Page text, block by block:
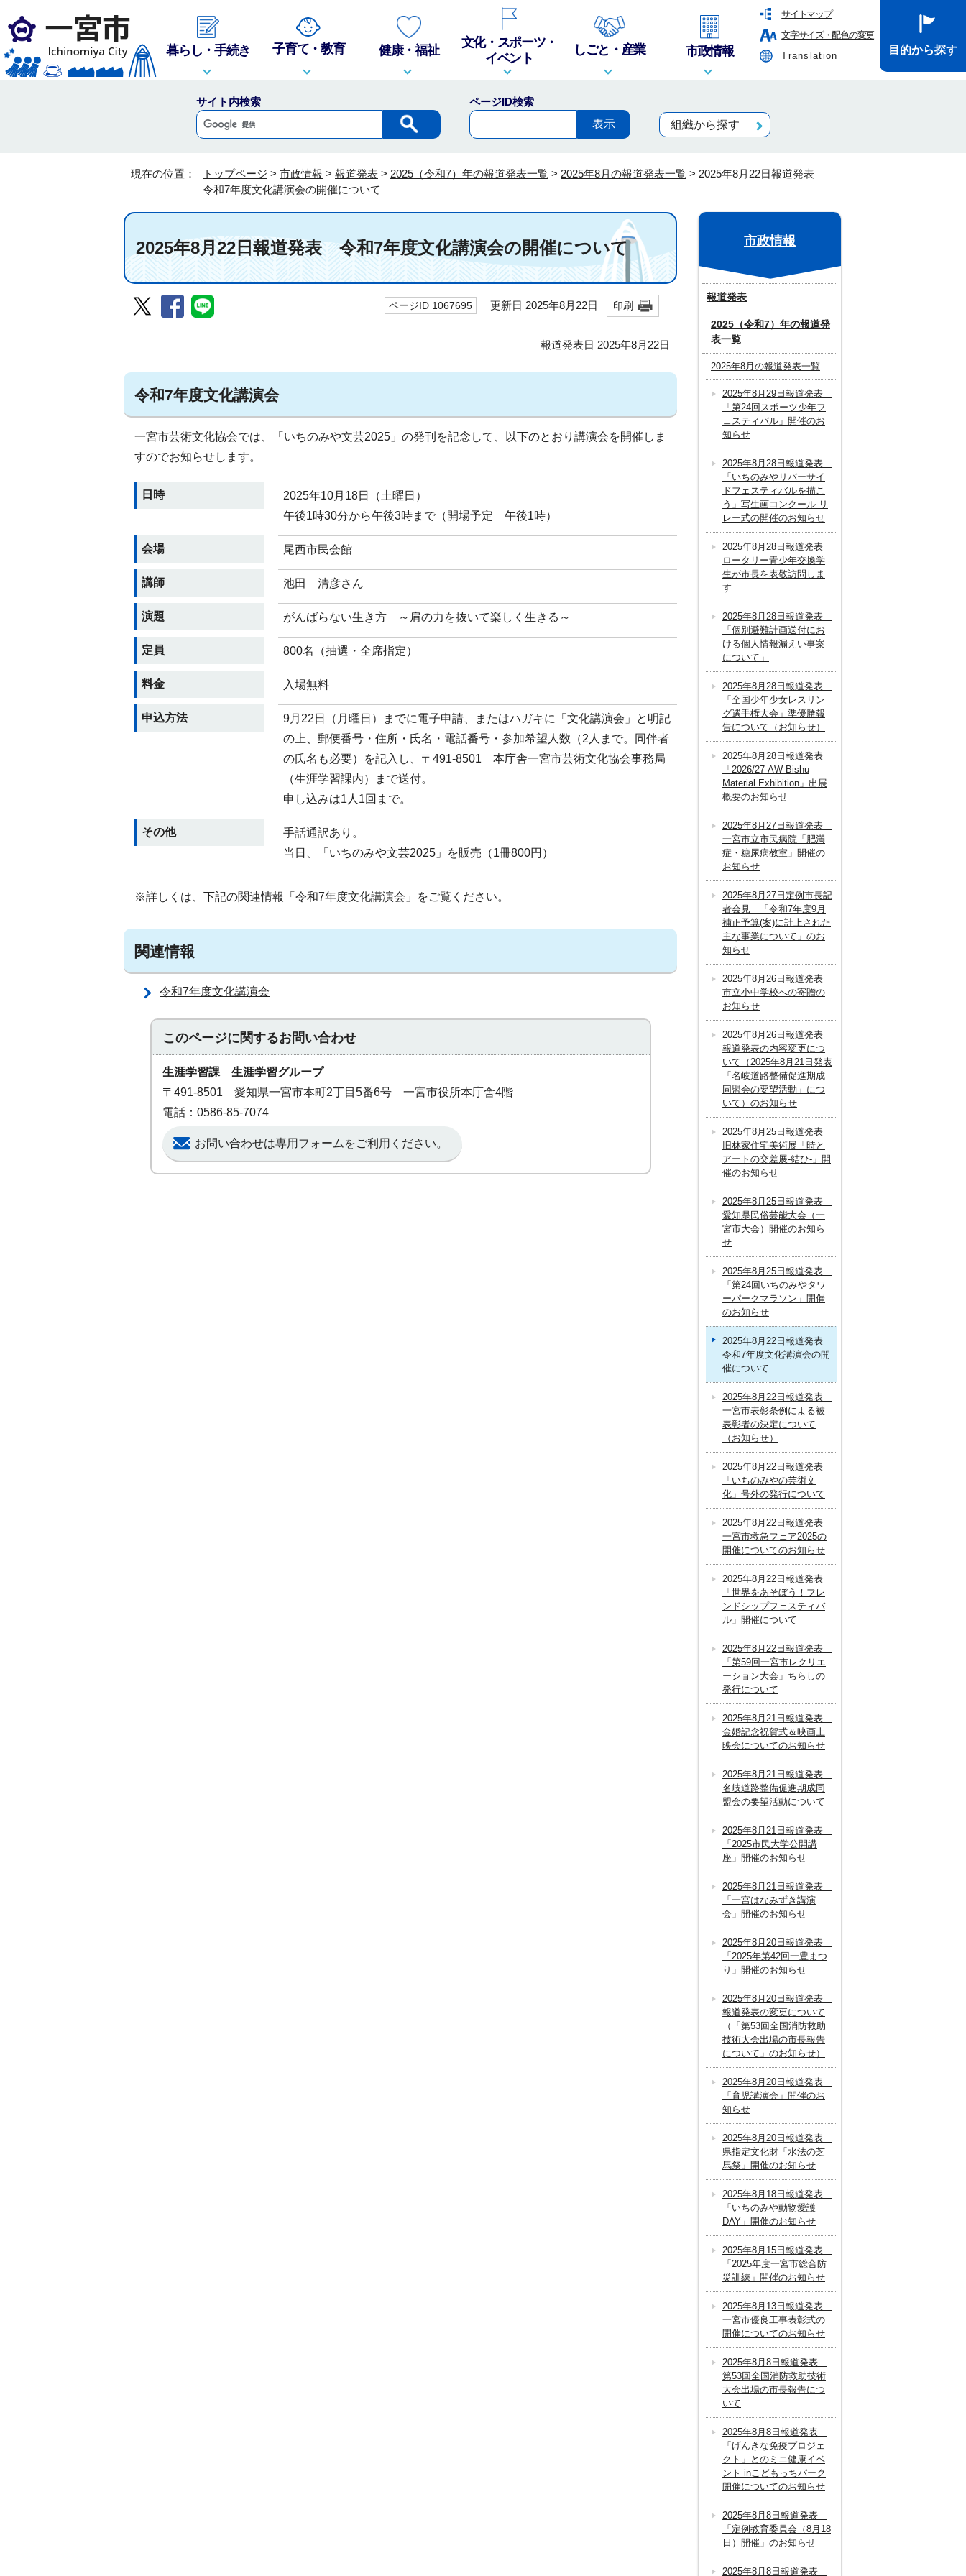
サイトマップ
文字サイズ・配色の変更
Translation
暮らし・手続き 子育て・教育 健康・福祉
文化・スポーツ・
イベント
しごと・産業 市政情報 目的から探す
サイト内検索
ページID検索
組織から探す
現在の位置： トップページ > 市政情報 > 報道発表 > 2025（令和7）年の報道発表一覧 > 2025年8月の報道発表一覧 > 2025年8月22日報道発表
令和7年度文化講演会の開催について
2025年8月22日報道発表 令和7年度文化講演会の開催について
ページID 1067695 更新日 2025年8月22日 印刷
報道発表日 2025年8月22日
令和7年度文化講演会
一宮市芸術文化協会では、「いちのみや文芸2025」の発刊を記念して、以下のとおり講演会を開催しま
すのでお知らせします。
日時
2025年10月18日（土曜日）
午後1時30分から午後3時まで（開場予定 午後1時）
会場 尾西市民会館
講師 池田 清彦さん
演題 がんばらない生き方 ～肩の力を抜いて楽しく生きる～
定員 800名（抽選・全席指定）
料金 入場無料
申込方法
9月22日（月曜日）までに電子申請、またはハガキに「文化講演会」と明記
の上、郵便番号・住所・氏名・電話番号・参加希望人数（2人まで。同伴者
の氏名も必要）を記入し、〒491-8501 本庁舎一宮市芸術文化協会事務局
（生涯学習課内）まで送付。
申し込みは1人1回まで。
その他
手話通訳あり。
当日、「いちのみや文芸2025」を販売（1冊800円）
※詳しくは、下記の関連情報「令和7年度文化講演会」をご覧ください。
関連情報
令和7年度文化講演会
このページに関するお問い合わせ
生涯学習課 生涯学習グループ
〒491-8501 愛知県一宮市本町2丁目5番6号 一宮市役所本庁舎4階
電話：0586-85-7074
お問い合わせは専用フォームをご利用ください。
市政情報
報道発表
2025（令和7）年の報道発
表一覧
2025年8月の報道発表一覧
2025年8月29日報道発表
「第24回スポーツ少年フ
ェスティバル」開催のお
知らせ
2025年8月28日報道発表
「いちのみやリバーサイ
ドフェスティバルを描こ
う」写生画コンクール リ
レー式の開催のお知らせ
2025年8月28日報道発表
ロータリー青少年交換学
生が市長を表敬訪問しま
す
2025年8月28日報道発表
「個別避難計画送付にお
ける個人情報漏えい事案
について」
2025年8月28日報道発表
「全国少年少女レスリン
グ選手権大会」準優勝報
告について（お知らせ）
2025年8月28日報道発表
「2026/27 AW Bishu
Material Exhibition」出展
概要のお知らせ
2025年8月27日報道発表
一宮市立市民病院「肥満
症・糖尿病教室」開催の
お知らせ
2025年8月27日定例市長記
者会見 「令和7年度9月
補正予算(案)に計上された
主な事業について」のお
知らせ
2025年8月26日報道発表
市立小中学校への寄贈の
お知らせ
2025年8月26日報道発表
報道発表の内容変更につ
いて（2025年8月21日発表
「名岐道路整備促進期成
同盟会の要望活動」につ
いて）のお知らせ
2025年8月25日報道発表
旧林家住宅美術展「時と
アートの交差展‐結ひ‐」開
催のお知らせ
2025年8月25日報道発表
愛知県民俗芸能大会（一
宮市大会）開催のお知ら
せ
2025年8月25日報道発表
「第24回いちのみやタワ
ーパークマラソン」開催
のお知らせ
2025年8月22日報道発表
令和7年度文化講演会の開
催について
2025年8月22日報道発表
一宮市表彰条例による被
表彰者の決定について
（お知らせ）
2025年8月22日報道発表
「いちのみやの芸術文
化」号外の発行について
2025年8月22日報道発表
一宮市救急フェア2025の
開催についてのお知らせ
2025年8月22日報道発表
「世界をあそぼう！フレ
ンドシップフェスティバ
ル」開催について
2025年8月22日報道発表
「第59回一宮市レクリエ
ーション大会」ちらしの
発行について
2025年8月21日報道発表
金婚記念祝賀式＆映画上
映会についてのお知らせ
2025年8月21日報道発表
名岐道路整備促進期成同
盟会の要望活動について
2025年8月21日報道発表
「2025市民大学公開講
座」開催のお知らせ
2025年8月21日報道発表
「一宮はなみずき講演
会」開催のお知らせ
2025年8月20日報道発表
「2025年第42回一豊まつ
り」開催のお知らせ
2025年8月20日報道発表
報道発表の変更について
（「第53回全国消防救助
技術大会出場の市長報告
について」のお知らせ）
2025年8月20日報道発表
「育児講演会」開催のお
知らせ
2025年8月20日報道発表
県指定文化財「水法の芝
馬祭」開催のお知らせ
2025年8月18日報道発表
「いちのみや動物愛護
DAY」開催のお知らせ
2025年8月15日報道発表
「2025年度一宮市総合防
災訓練」開催のお知らせ
2025年8月13日報道発表
一宮市優良工事表彰式の
開催についてのお知らせ
2025年8月8日報道発表
第53回全国消防救助技術
大会出場の市長報告につ
いて
2025年8月8日報道発表
「げんきな免疫プロジェ
クト」とのミニ健康イベ
ント inこどもっちパーク
開催についてのお知らせ
2025年8月8日報道発表
「定例教育委員会（8月18
日）開催」のお知らせ
2025年8月8日報道発表